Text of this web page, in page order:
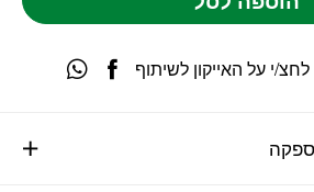
י על האייקון לשיתוף